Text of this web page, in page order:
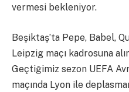
vermesi bekleniyor.
Beşiktaş’ta Pepe, Babel,
Leipzig maçı kadrosuna
Geçtiğimiz sezon UEFA
maçında Lyon ile